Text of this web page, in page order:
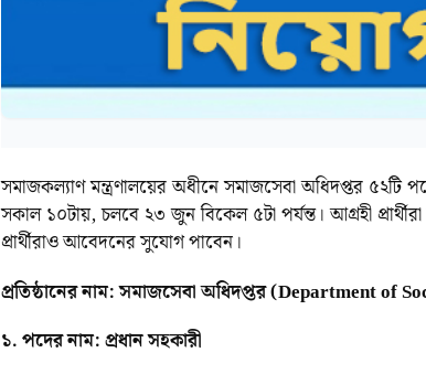
সমাজকল্যাণ মন্ত্রণালয়ের অধীনে সমাজসেবা অধিদপ্তর
সকাল ১০টায়, চলবে ২৩ জুন বিকেল ৫টা পর্যন্ত। আগ্রহী
প্রার্থীরাও আবেদনের সুযোগ পাবেন।
প্রতিষ্ঠানের নাম: সমাজসেবা অধিদপ্তর (Department of
১. পদের নাম: প্রধান সহকারী